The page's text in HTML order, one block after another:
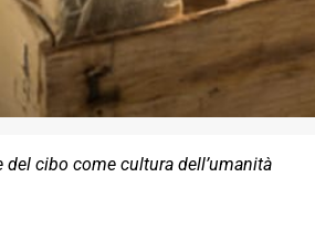
del cibo come cultura dell’umanità